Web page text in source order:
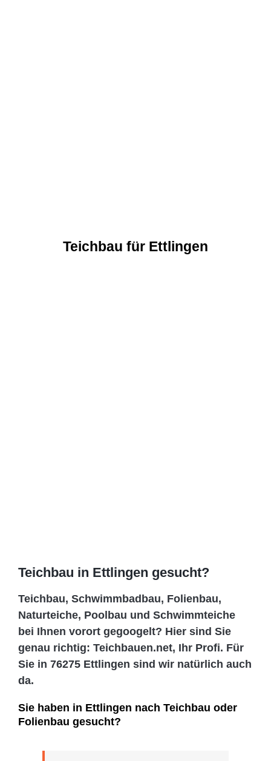
Teichbau für Ettlingen
Teichbau in Ettlingen gesucht?
Teichbau, Schwimmbadbau, Folienbau,
Naturteiche, Poolbau und Schwimmteiche
bei Ihnen vorort gegoogelt? Hier sind Sie
genau richtig: Teichbauen.net, Ihr Profi. Für
Sie in 76275 Ettlingen sind wir natürlich auch
da.
Sie haben in Ettlingen nach Teichbau oder
Folienbau gesucht?